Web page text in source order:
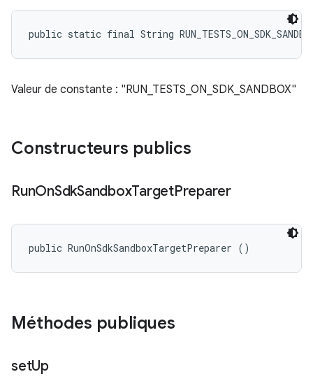
public static final String
Valeur de constante : "RUN_TESTS_ON_SDK_SANDBOX"
Constructeurs publics
RunOnSdkSandboxTargetPreparer
public RunOnSdkSandboxTargetPreparer ()
Méthodes publiques
setUp